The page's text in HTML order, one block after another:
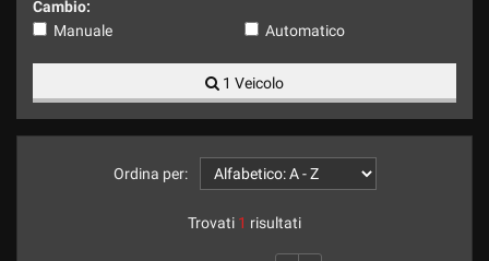
Cambio:
Manuale
Automatico
1 Veicolo
Ordina per:
Trovati 1 risultati
di
seguito
descritte.
ottenere